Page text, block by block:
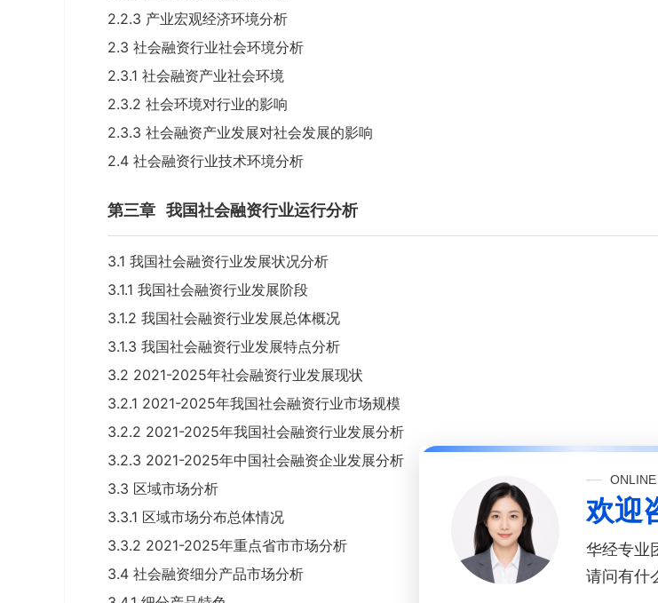
2.2.3 产业宏观经济环境分析
2.3 社会融资行业社会环境分析
2.3.1 社会融资产业社会环境
2.3.2 社会环境对行业的影响
2.3.3 社会融资产业发展对社会发展的影响
2.4 社会融资行业技术环境分析
第三章 我国社会融资行业运行分析
3.1 我国社会融资行业发展状况分析
3.1.1 我国社会融资行业发展阶段
3.1.2 我国社会融资行业发展总体概况
3.1.3 我国社会融资行业发展特点分析
3.2 2021-2025年社会融资行业发展现状
3.2.1 2021-2025年我国社会融资行业市场规模
3.2.2 2021-2025年我国社会融资行业发展分析
3.2.3 2021-2025年中国社会融资企业发展分析
3.3 区域市场分析
3.3.1 区域市场分布总体情况
3.3.2 2021-2025年重点省市市场分析
3.4 社会融资细分产品市场分析
欢迎
华经专业
请问有什